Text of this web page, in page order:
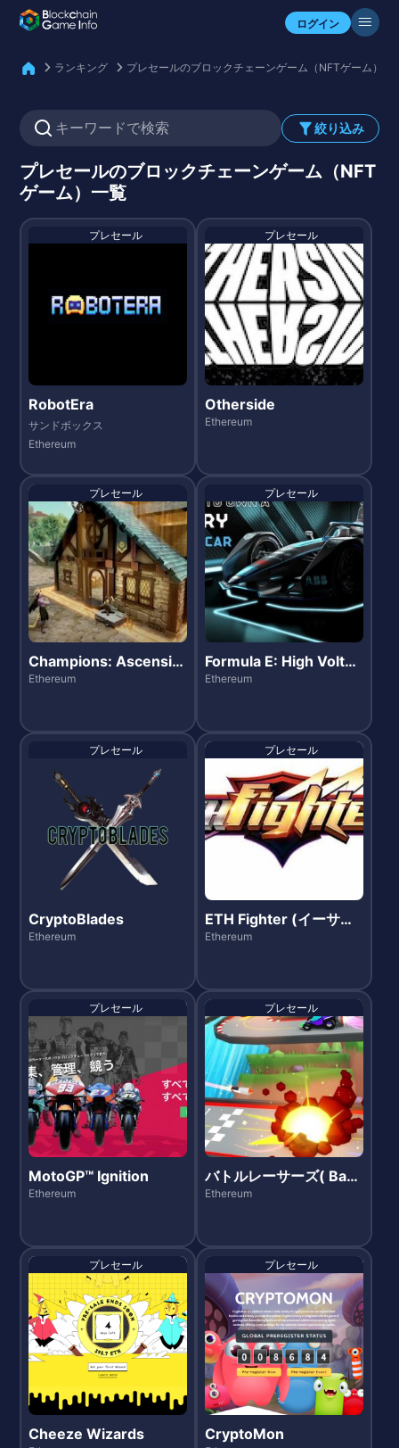
ログイン
自分のアセットを確認
ランキング プレセールのブロックチェーンゲーム（NFTゲーム）一
絞り込み
プレセールのブロックチェーンゲーム（NFT
ゲーム）一覧
プレセール
RobotEra
サンドボックス
Ethereum
プレセール
Otherside
Ethereum
プレセール
Champions: Ascensio
n
Ethereum
プレセール
Formula E: High Voltag
e
Ethereum
プレセール
CryptoBlades
Ethereum
プレセール
ETH Fighter (イーサフ
ァイター)
Ethereum
プレセール
MotoGP™ Ignition
Ethereum
プレセール
バトルレーサーズ( Battl
eRacers )
Ethereum
プレセール
Cheeze Wizards
プレセール
CryptoMon